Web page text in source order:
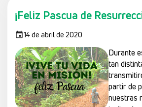
¡Feliz Pascua de
14 de abril de 2020
Durante
tan
partir de
nuestras